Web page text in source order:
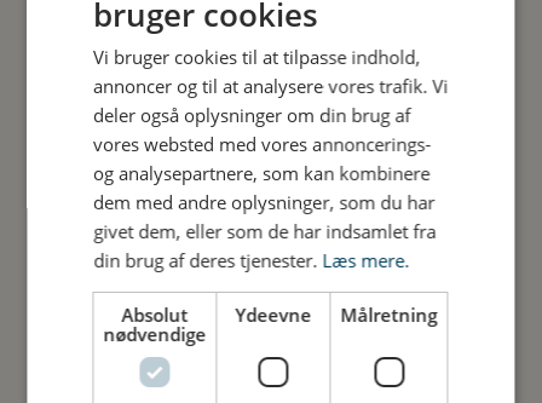
VANDVID
Nyt fra VANDVID
bruger cookies
Vi bruger cookies til at tilpasse indhold,
annoncer og til at analysere vores trafik. Vi
deler også oplysninger om din brug af
vores websted med vores annoncerings-
og analysepartnere, som kan kombinere
dem med andre oplysninger, som du har
givet dem, eller som de har indsamlet fra
din brug af deres tjenester. Læs mere.
Absolut
nødvendige
Ydeevne Målretning